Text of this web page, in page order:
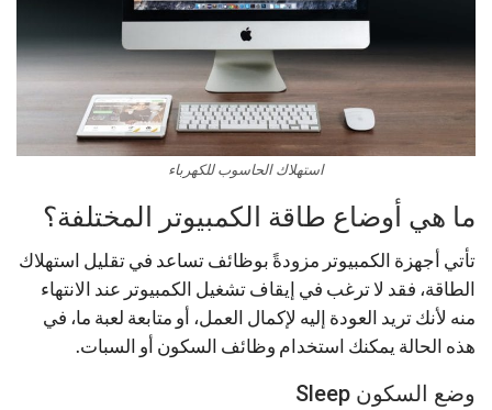
استهلاك الحاسوب للكهرباء
ما هي أوضاع طاقة الكمبيوتر المختلفة؟
تأتي أجهزة الكمبيوتر مزودةً بوظائف تساعد في تقليل استهلاك
الطاقة، فقد لا ترغب في إيقاف تشغيل الكمبيوتر عند الانتهاء
منه لأنك تريد العودة إليه لإكمال العمل، أو متابعة لعبة ما، في
هذه الحالة يمكنك استخدام وظائف السكون أو السبات.
وضع السكون Sleep